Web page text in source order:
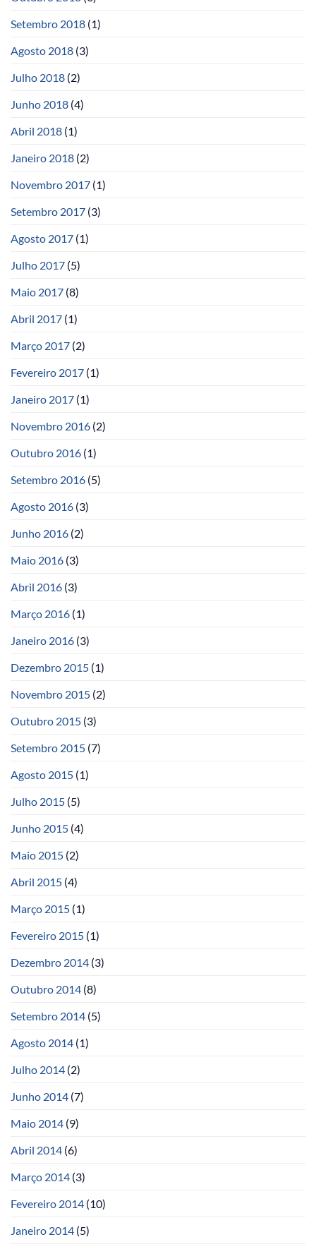
Setembro 2018 (1)
Agosto 2018 (3)
Julho 2018 (2)
Junho 2018 (4)
Abril 2018 (1)
Janeiro 2018 (2)
Novembro 2017 (1)
Setembro 2017 (3)
Agosto 2017 (1)
Julho 2017 (5)
Maio 2017 (8)
Abril 2017 (1)
Março 2017 (2)
Fevereiro 2017 (1)
Janeiro 2017 (1)
Novembro 2016 (2)
Outubro 2016 (1)
Setembro 2016 (5)
Agosto 2016 (3)
Junho 2016 (2)
Maio 2016 (3)
Abril 2016 (3)
Março 2016 (1)
Janeiro 2016 (3)
Dezembro 2015 (1)
Novembro 2015 (2)
Outubro 2015 (3)
Setembro 2015 (7)
Agosto 2015 (1)
Julho 2015 (5)
Junho 2015 (4)
Maio 2015 (2)
Abril 2015 (4)
Março 2015 (1)
Fevereiro 2015 (1)
Dezembro 2014 (3)
Outubro 2014 (8)
Setembro 2014 (5)
Agosto 2014 (1)
Julho 2014 (2)
Junho 2014 (7)
Maio 2014 (9)
Abril 2014 (6)
Março 2014 (3)
Fevereiro 2014 (10)
Janeiro 2014 (5)